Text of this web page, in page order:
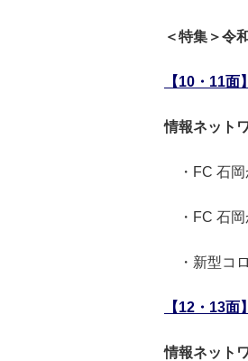
＜特集＞令
【10・11面】
情報ネット
・ FC 石
・FC 石岡
・新型コ
【12・13面】
情報ネット